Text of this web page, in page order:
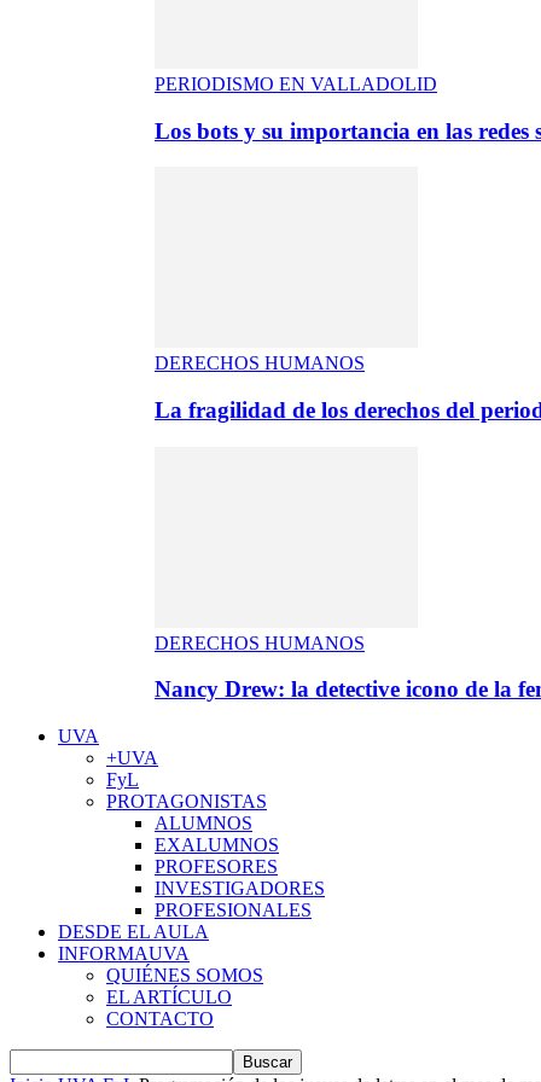
PERIODISMO EN VALLADOLID
Los bots y su importancia en las redes
DERECHOS HUMANOS
La fragilidad de los derechos del
DERECHOS HUMANOS
Nancy Drew: la detective icono de la
UVA
+UVA
FyL
PROTAGONISTAS
ALUMNOS
EXALUMNOS
PROFESORES
INVESTIGADORES
PROFESIONALES
DESDE EL AULA
INFORMAUVA
QUIÉNES SOMOS
EL ARTÍCULO
CONTACTO